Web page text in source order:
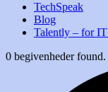
TechSpeak
Blog
Talently – for
0 begivenheder found.